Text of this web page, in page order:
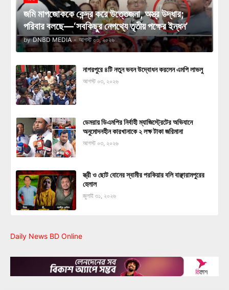
জমি মাপজোককে কেন্দ্র করে উত্তেজনা, অস্ত্র উদ্ধার;
পরিবার বলছে—‘সবকিছুর নেপথ্যে তৃতীয় পক্ষের ইন্ধন’
by DNBD MEDIA - আগস্ট ০৩, ২০২৬
নাগরপুরে ৪টি নতুন ভবন উদ্বোধন করলেন এমপি লাভলু
আগস্ট ০৩, ২০২৬
ডেমরায় ডিএমপির নির্বাহী ম্যাজিস্ট্রেটের অভিযানে
অনুমোদনহীন কারখানাকে ২ লক্ষ টাকা জরিমানা
আগস্ট ০৩, ২০২৬
স্ত্রী ও ছোট বোনের স্বামীর পরকিয়ার বলি বাঞ্ছারামপুরের
হেলাল
জুলাই ৩১, ২০২৬
Daily News BD Online